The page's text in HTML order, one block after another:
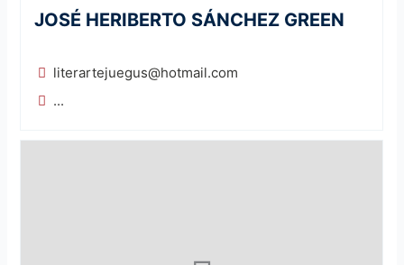
JOSÉ HERIBERTO SÁNCHEZ GREEN
literartejuegus@hotmail.com
...